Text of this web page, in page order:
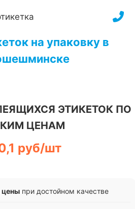
на упаковку в
ЭТИКЕТОК ПО
ЦЕНАМ
руб/шт
цены при достойном качестве